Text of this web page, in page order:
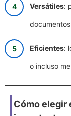
Versátiles:
Eficientes:
o incluso
Cómo elegir